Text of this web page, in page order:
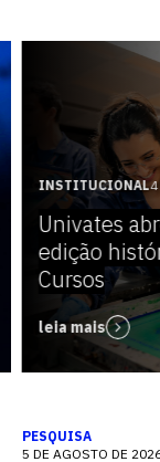
INSTITUCIONAL4
Univates
edição
Cursos
leia mais
PESQUISA
5 DE AGOSTO DE